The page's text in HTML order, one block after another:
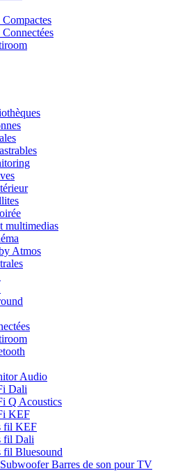
multimedias
Atmos
Audio
Dali
Q Acoustics
KEF
fil KEF
fil Dali
fil Bluesound
SubwooferBarres de son pour TV